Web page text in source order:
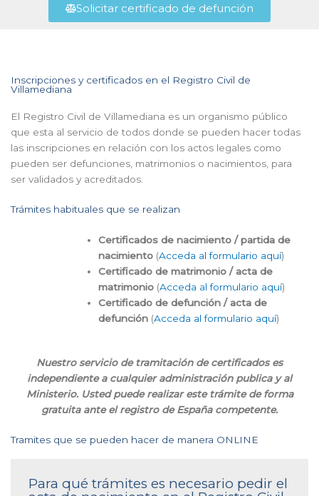
Solicitar certificado de defunción
Inscripciones y certificados en el Registro Civil de
Villamediana
El Registro Civil de Villamediana es un organismo público
que esta al servicio de todos donde se pueden hacer todas
las inscripciones en relación con los actos legales como
pueden ser defunciones, matrimonios o nacimientos, para
ser validados y acreditados.
Trámites habituales que se realizan
Certificados de nacimiento / partida de
nacimiento (Acceda al formulario aquí)
Certificado de matrimonio / acta de
matrimonio (Acceda al formulario aquí)
Certificado de defunción / acta de
defunción (Acceda al formulario aquí)
Nuestro servicio de tramitación de certificados es
independiente a cualquier administración publica y al
Ministerio. Usted puede realizar este trámite de forma
gratuita ante el registro de España competente.
Tramites que se pueden hacer de manera ONLINE
Para qué trámites es necesario pedir el